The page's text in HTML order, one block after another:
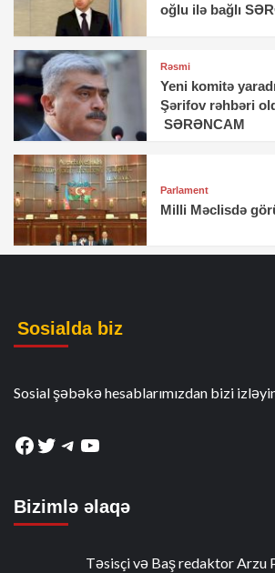
oğlu ilə bağlı
Rəsmi
Yeni komitə
Şərifov rəhbəri
SƏRƏNCAM
Parlament
Milli Məclisdə
Sosialda biz
Sosial şəbəkə hesablarımızdan bizi
Facebook
Twitter
Telegram
YouTube
Bizimlə əlaqə
Təsisçi və Baş redaktor Arzu